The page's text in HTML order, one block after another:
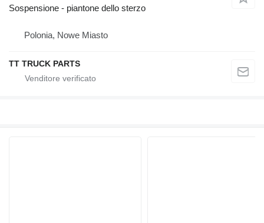
Sospensione - piantone dello sterzo
Polonia, Nowe Miasto
TT TRUCK PARTS